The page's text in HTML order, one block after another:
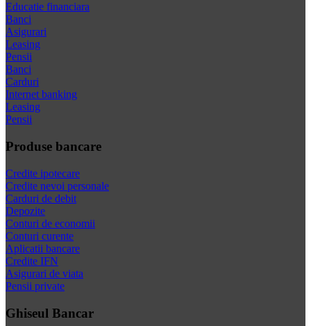
Educatie financiara
Banci
Asigurari
Leasing
Pensii
Banci
Carduri
Internet banking
Leasing
Pensii
Produse bancare
Credite ipotecare
Credite nevoi personale
Carduri de debit
Depozite
Conturi de economii
Conturi curente
Aplicatii bancare
Credite IFN
Asigurari de viata
Pensii private
Ghiseul Bancar